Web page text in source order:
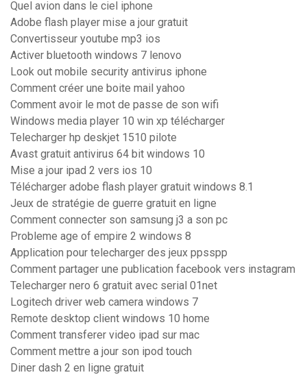
Quel avion dans le ciel iphone
Adobe flash player mise a jour gratuit
Convertisseur youtube mp3 ios
Activer bluetooth windows 7 lenovo
Look out mobile security antivirus iphone
Comment créer une boite mail yahoo
Comment avoir le mot de passe de son wifi
Windows media player 10 win xp télécharger
Telecharger hp deskjet 1510 pilote
Avast gratuit antivirus 64 bit windows 10
Mise a jour ipad 2 vers ios 10
Télécharger adobe flash player gratuit windows 8.1
Jeux de stratégie de guerre gratuit en ligne
Comment connecter son samsung j3 a son pc
Probleme age of empire 2 windows 8
Application pour telecharger des jeux ppsspp
Comment partager une publication facebook vers instagram
Telecharger nero 6 gratuit avec serial 01net
Logitech driver web camera windows 7
Remote desktop client windows 10 home
Comment transferer video ipad sur mac
Comment mettre a jour son ipod touch
Diner dash 2 en ligne gratuit